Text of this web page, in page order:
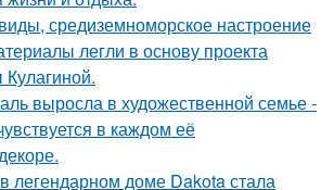
средиземноморское настроение
легли в основу проекта
выросла в художественной семье -
в каждом её
легендарном доме Dakota стала